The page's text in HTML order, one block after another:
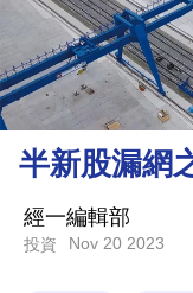
資
樓
市
理
財
業
半新股漏網
經一編輯部
投資 Nov 20 2023